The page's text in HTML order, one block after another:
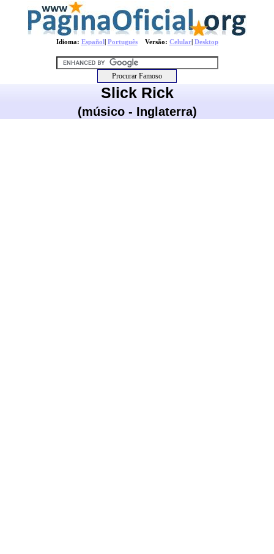
Idioma: Español| PortuguêsVersão: Celular| Desktop
Slick Rick
(músico - Inglaterra)